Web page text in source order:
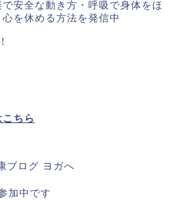
安全な動き方・呼吸で身体をほ
を休める方法を発信中
ちら
加中です